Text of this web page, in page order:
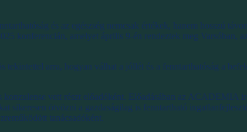
és az egészség nemcsak értékek, hanem hosszú
konferencián, amelyet április 9-én rendeztek meg Varsóban,
arra, hogyan válhat a jóllét és a fenntarthatóság a
vett részt előadóként. Előadásában az ACADEMIA
sikeresen ötvözni a gazdaságilag is fenntartható
tanácsadóként.